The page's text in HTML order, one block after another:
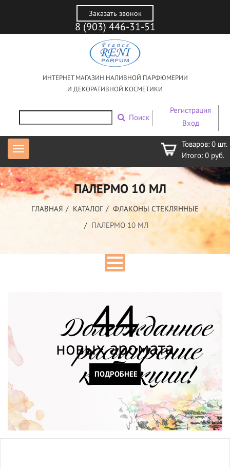
Заказать звонок
8 (903) 446-31-51
ИНТЕРНЕТ МАГАЗИН НАЛИВНОЙ ПАРФЮМЕРИИ
И ДЕКОРАТИВНОЙ КОСМЕТИКИ
Поиск
Регистрация
Вход
Товаров: 0 шт.
Итого: 0 руб.
ПАЛЕРМО 10 МЛ
ГЛАВНАЯ КАТАЛОГ
ФЛАКОНЫ СТЕКЛЯННЫЕ
ПАЛЕРМО 10 МЛ
44
новых аромата
ПОДРОБНЕЕ